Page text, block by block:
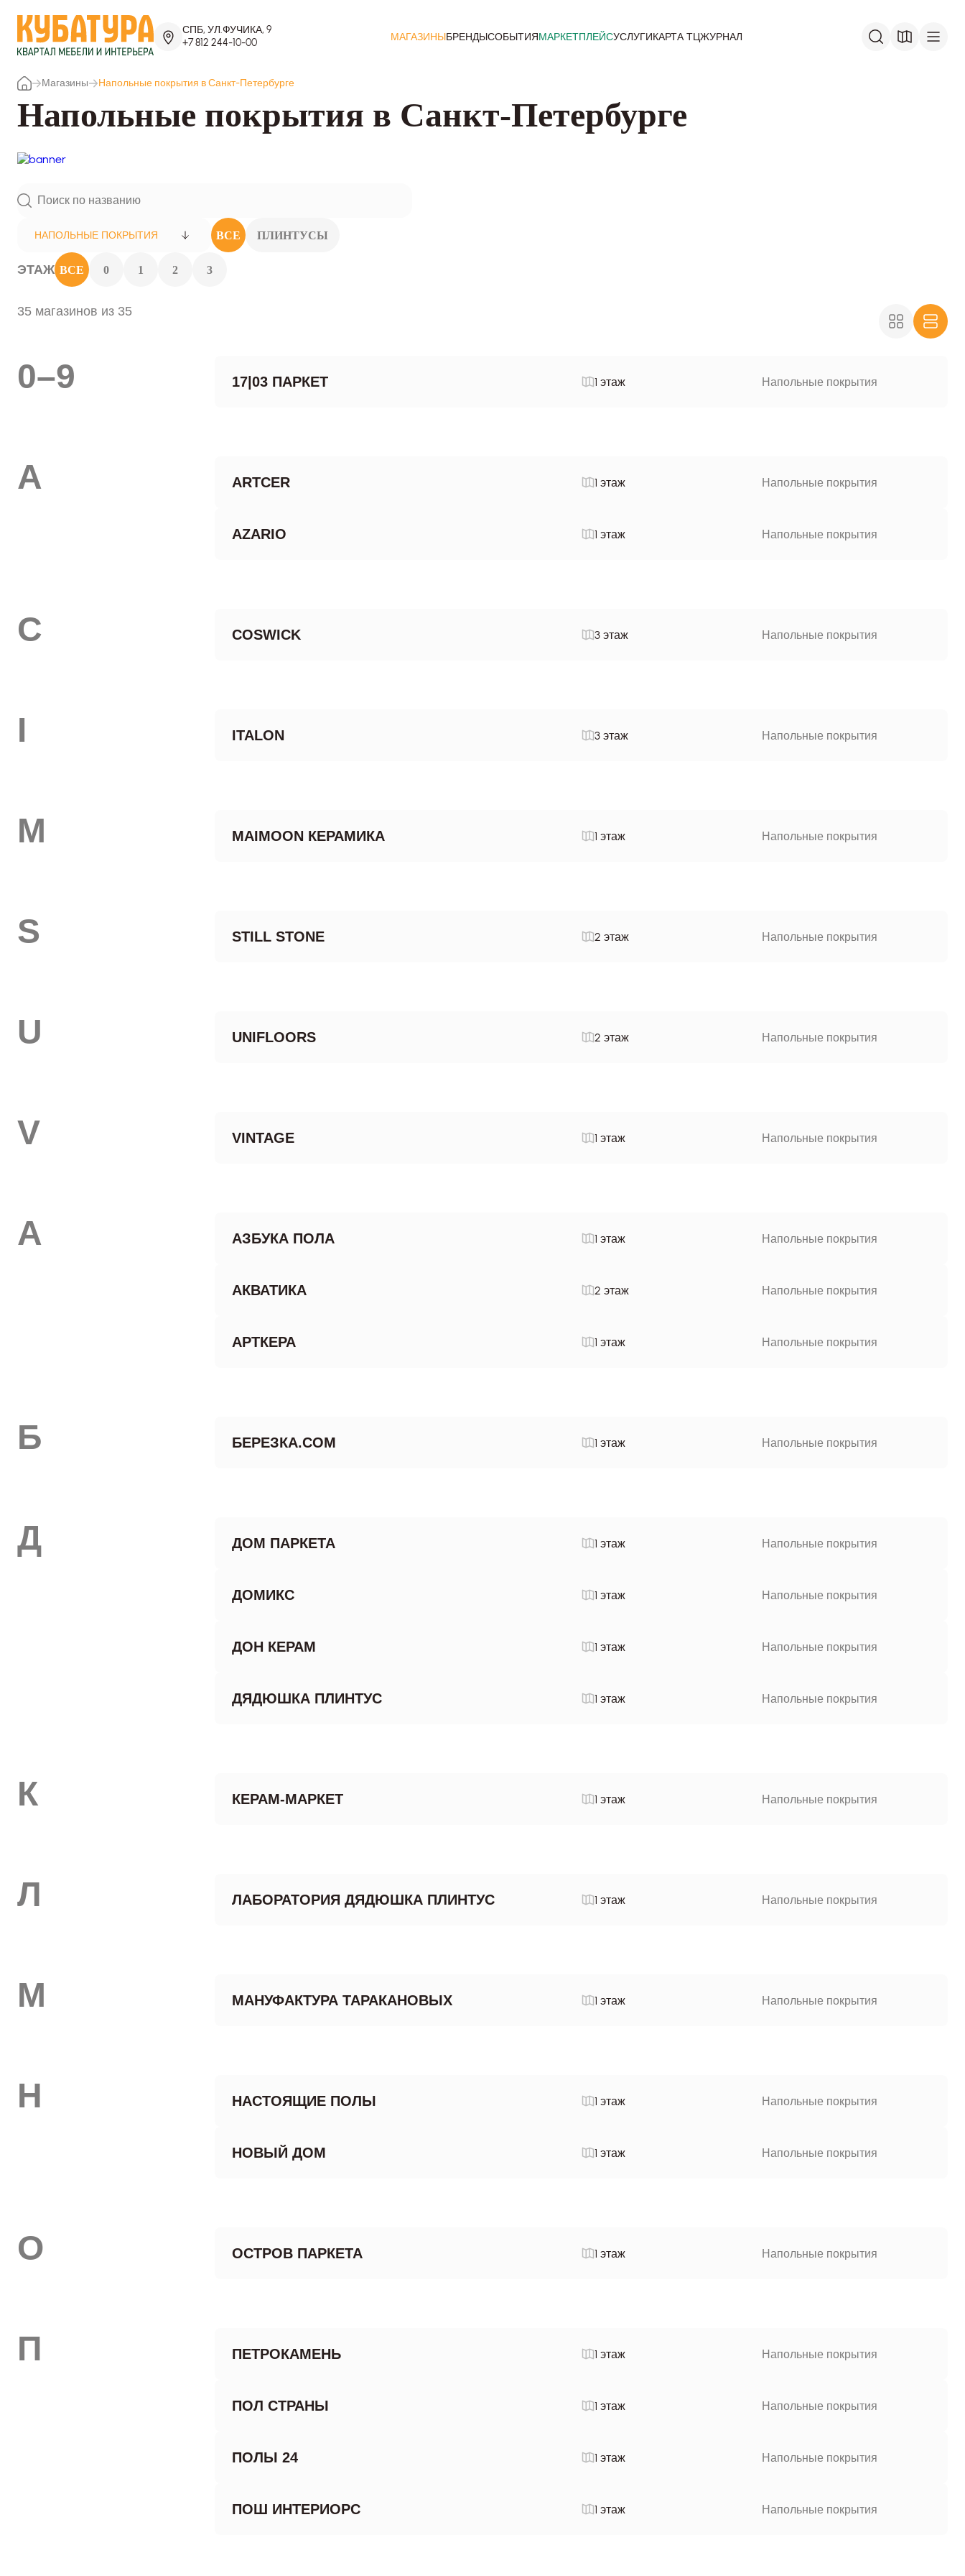
СПБ, УЛ.ФУЧИКА, 9
+7 812 244-10-00
МАГАЗИНЫБРЕНДЫСОБЫТИЯМАРКЕТПЛЕЙСУСЛУГИКАРТА ТЦЖУРНАЛ
Магазины Напольные покрытия в Санкт-Петербурге
Напольные покрытия в Санкт-Петербурге
НАПОЛЬНЫЕ ПОКРЫТИЯ ВСЕ ПЛИНТУСЫ
ЭТАЖ ВСЕ 0 1 2 3
35 магазинов из 35
0–9 17|03 ПАРКЕТ 1 этаж Напольные покрытия
A ARTCER 1 этаж Напольные покрытия
AZARIO 1 этаж Напольные покрытия
C COSWICK 3 этаж Напольные покрытия
I ITALON 3 этаж Напольные покрытия
M MAIMOON КЕРАМИКА 1 этаж Напольные покрытия
S STILL STONE 2 этаж Напольные покрытия
U UNIFLOORS 2 этаж Напольные покрытия
V VINTAGE 1 этаж Напольные покрытия
А АЗБУКА ПОЛА 1 этаж Напольные покрытия
АКВАТИКА 2 этаж Напольные покрытия
АРТКЕРА 1 этаж Напольные покрытия
Б БЕРЕЗКА.COM 1 этаж Напольные покрытия
Д ДОМ ПАРКЕТА 1 этаж Напольные покрытия
ДОМИКС 1 этаж Напольные покрытия
ДОН КЕРАМ 1 этаж Напольные покрытия
ДЯДЮШКА ПЛИНТУС 1 этаж Напольные покрытия
К КЕРАМ-МАРКЕТ 1 этаж Напольные покрытия
Л ЛАБОРАТОРИЯ ДЯДЮШКА ПЛИНТУС 1 этаж Напольные покрытия
М МАНУФАКТУРА ТАРАКАНОВЫХ 1 этаж Напольные покрытия
Н НАСТОЯЩИЕ ПОЛЫ 1 этаж Напольные покрытия
НОВЫЙ ДОМ 1 этаж Напольные покрытия
О ОСТРОВ ПАРКЕТА 1 этаж Напольные покрытия
П ПЕТРОКАМЕНЬ 1 этаж Напольные покрытия
ПОЛ СТРАНЫ 1 этаж Напольные покрытия
ПОЛЫ 24 1 этаж Напольные покрытия
ПОШ ИНТЕРИОРС 1 этаж Напольные покрытия